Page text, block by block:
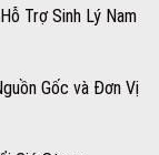
Trợ Sinh Lý Nam
Gốc và Đơn Vị